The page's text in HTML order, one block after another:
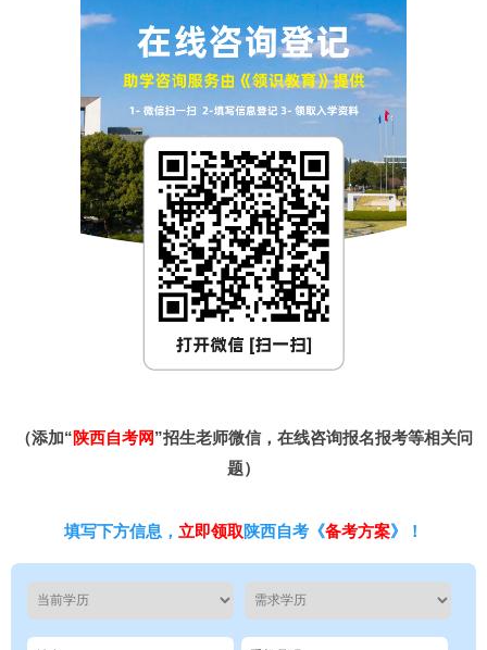
（添加“陕西自考网”招生老师微信，在线咨询报名报考等相关问
题）
填写下方信息， 立即领取陕西自考《备考方案》！